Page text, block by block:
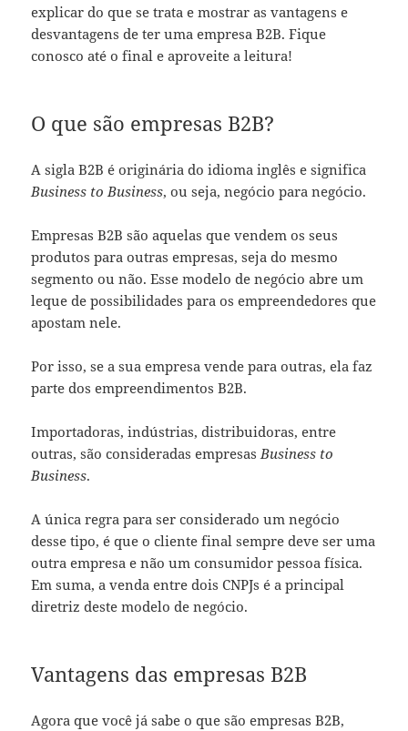
explicar do que se trata e mostrar as vantagens e
desvantagens de ter uma empresa B2B. Fique
conosco até o final e aproveite a leitura!
O que são empresas B2B?
A sigla B2B é originária do idioma inglês e significa
Business to Business, ou seja, negócio para negócio.
Empresas B2B são aquelas que vendem os seus
produtos para outras empresas, seja do mesmo
segmento ou não. Esse modelo de negócio abre um
leque de possibilidades para os empreendedores que
apostam nele.
Por isso, se a sua empresa vende para outras, ela faz
parte dos empreendimentos B2B.
Importadoras, indústrias, distribuidoras, entre
outras, são consideradas empresas Business to
Business.
A única regra para ser considerado um negócio
desse tipo, é que o cliente final sempre deve ser uma
outra empresa e não um consumidor pessoa física.
Em suma, a venda entre dois CNPJs é a principal
diretriz deste modelo de negócio.
Vantagens das empresas B2B
Agora que você já sabe o que são empresas B2B,